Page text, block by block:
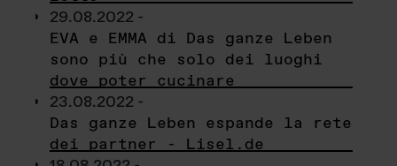
29.08.2022 -
EVA e EMMA di Das ganze Leben
sono più che solo dei luoghi
dove poter cucinare
23.08.2022 -
Das ganze Leben espande la rete
dei partner - Lisel.de